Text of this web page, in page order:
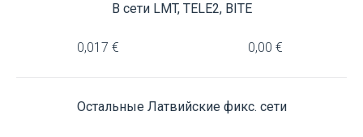
В сети LMT, TELE2, BITE
0,017 € 0,00 €
Остальные Латвийские фикс. сети